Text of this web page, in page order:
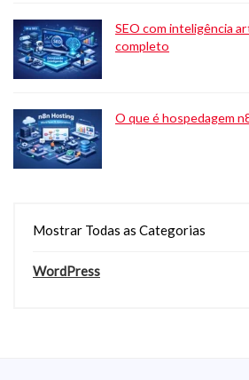
SEO com inteligência
completo
O que é hospedagem
Mostrar Todas as Categorias
WordPress